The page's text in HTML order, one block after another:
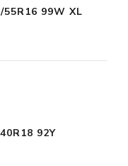
55R16 99W XL
92Y